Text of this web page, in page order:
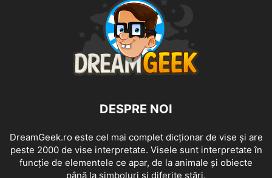
DESPRE NOI
DreamGeek.ro este cel mai complet dicționar de vise și are
peste 2000 de vise interpretate. Visele sunt interpretate în
funcție de elementele ce apar, de la animale și obiecte
până la simboluri și diferite stări.